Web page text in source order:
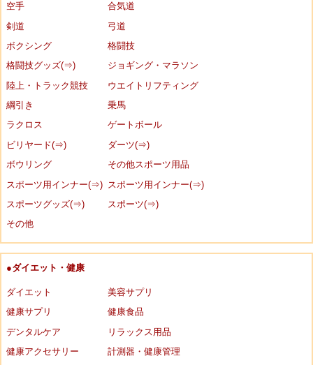
空手
合気道
剣道
弓道
ボクシング
格闘技
格闘技グッズ(⇒)
ジョギング・マラソン
陸上・トラック競技
ウエイトリフティング
綱引き
乗馬
ラクロス
ゲートボール
ビリヤード(⇒)
ダーツ(⇒)
ボウリング
その他スポーツ用品
スポーツ用インナー(⇒)
スポーツ用インナー(⇒)
スポーツグッズ(⇒)
スポーツ(⇒)
その他
●ダイエット・健康
ダイエット
美容サプリ
健康サプリ
健康食品
デンタルケア
リラックス用品
健康アクセサリー
計測器・健康管理